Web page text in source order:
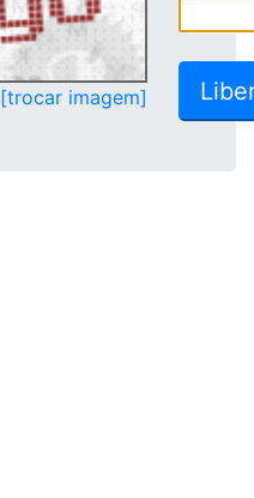
[trocar imagem]